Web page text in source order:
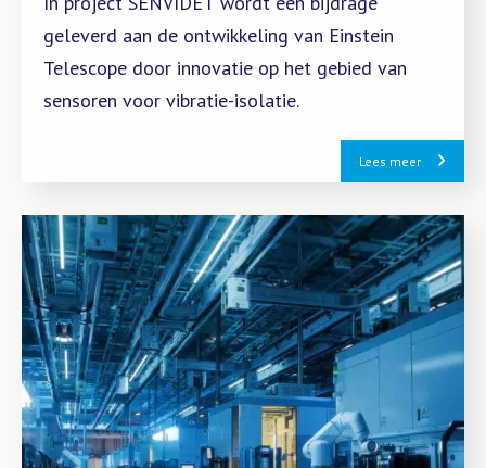
geleverd aan de ontwikkeling van Einstein
Telescope door innovatie op het gebied van
sensoren voor vibratie-isolatie.
Lees meer